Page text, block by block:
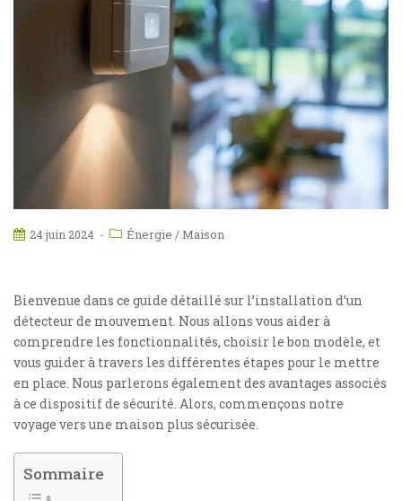
24 juin 2024 Énergie /Maison
Bienvenue dans ce guide détaillé sur l’installation d’un
détecteur de mouvement. Nous allons vous aider à
comprendre les fonctionnalités, choisir le bon modèle, et
vous guider à travers les différentes étapes pour le mettre
en place. Nous parlerons également des avantages associés
à ce dispositif de sécurité. Alors, commençons notre
voyage vers une maison plus sécurisée.
Sommaire